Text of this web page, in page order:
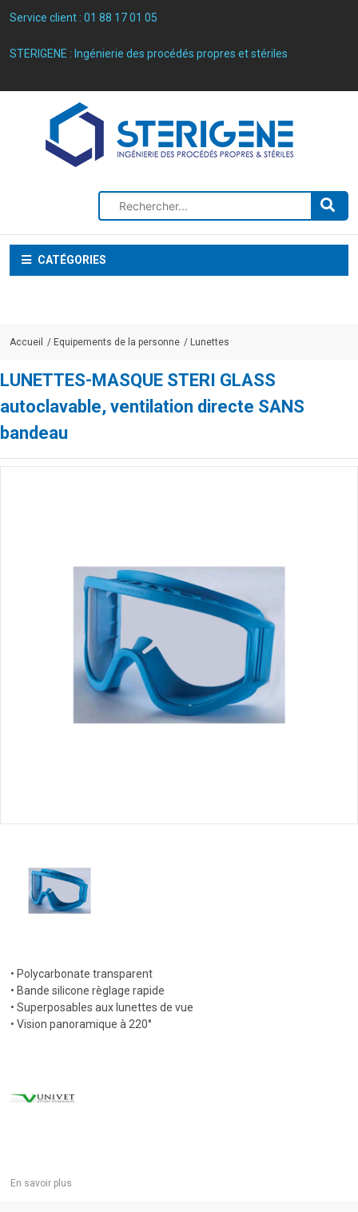
Service client : 01 88 17 01 05
STERIGENE : Ingénierie des procédés propres et stériles
CATÉGORIES
Accueil Equipements de la personne Lunettes
LUNETTES-MASQUE STERI GLASS
autoclavable, ventilation directe SANS
bandeau
• Polycarbonate transparent
• Bande silicone règlage rapide
• Superposables aux lunettes de vue
• Vision panoramique à 220°
En savoir plus